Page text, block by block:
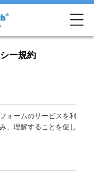
ー規約
ォームのサービスを利
、理解することを促し